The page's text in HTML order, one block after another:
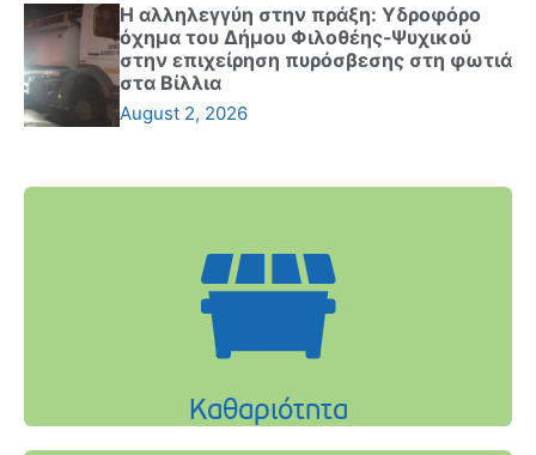
Η αλληλεγγύη στην πράξη: Υδροφόρο
όχημα του Δήμου Φιλοθέης-Ψυχικού
στην επιχείρηση πυρόσβεσης στη φωτιά
στα Βίλλια
August 2, 2026